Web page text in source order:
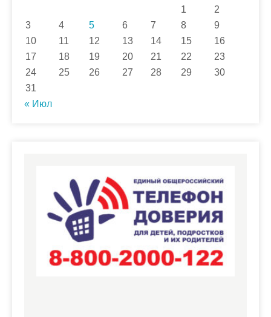
1
2
3
4 5 6 7 8
9
10
11 12 13 14 15
16
17
18 19 20 21 22
23
24
25 26 27 28 29
30
31
« Июл